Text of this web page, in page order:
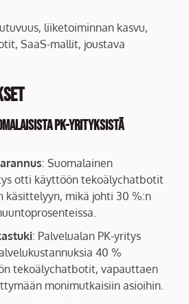
liiketoiminnan kasvu,
SaaS-mallit, joustava
PK-yrityksistä
: Suomalainen
otti käyttöön tekoälychatbotit
käsittelyyn, mikä johti 30 %:n
: Palvelualan PK-yritys
40 %
tekoälychatbotit, vapauttaen
monimutkaisiin asioihin.